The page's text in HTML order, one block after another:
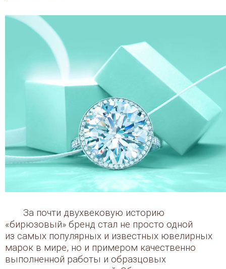
За почти двухвековую историю
«бирюзовый» бренд стал не просто одной
из самых популярных и известных ювелирных
марок в мире, но и примером качественно
выполненной работы и образцовых